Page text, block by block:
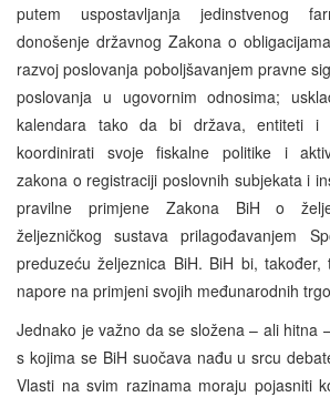
putem uspostavljanja jedinstvenog
donošenje državnog Zakona o
razvoj poslovanja poboljšavanjem pravne
poslovanja u ugovornim odnosima;
kalendara tako da bi država, entiteti i
koordinirati svoje fiskalne politike i
zakona o registraciji poslovnih subjekata i
pravilne primjene Zakona BiH o
željezničkog sustava prilagođavanjem
preduzeću željeznica BiH. BiH bi,
napore na primjeni svojih međunarodnih
Jednako je važno da se složena – ali hitna
s kojima se BiH suočava nađu u srcu
Vlasti na svim razinama moraju pojasniti